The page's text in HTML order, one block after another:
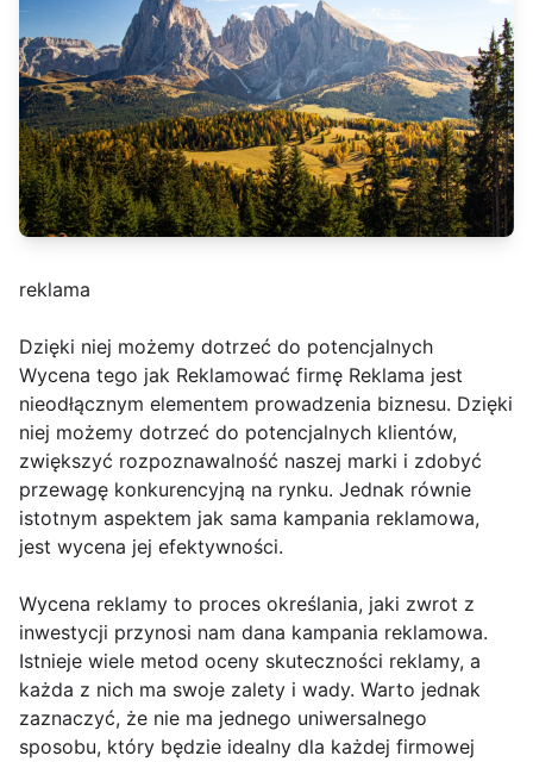
reklama
Dzięki niej możemy dotrzeć do potencjalnych
Wycena tego jak Reklamować firmę Reklama jest
nieodłącznym elementem prowadzenia biznesu. Dzięki
niej możemy dotrzeć do potencjalnych klientów,
zwiększyć rozpoznawalność naszej marki i zdobyć
przewagę konkurencyjną na rynku. Jednak równie
istotnym aspektem jak sama kampania reklamowa,
jest wycena jej efektywności.
Wycena reklamy to proces określania, jaki zwrot z
inwestycji przynosi nam dana kampania reklamowa.
Istnieje wiele metod oceny skuteczności reklamy, a
każda z nich ma swoje zalety i wady. Warto jednak
zaznaczyć, że nie ma jednego uniwersalnego
sposobu, który będzie idealny dla każdej firmowej